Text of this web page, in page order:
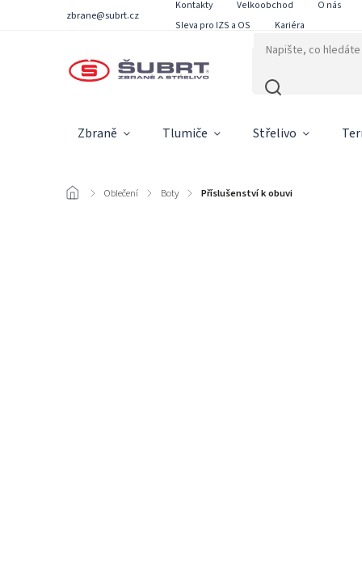
zbrane@subrt.cz
Kontakty Velkoobchod O nás
Sleva pro IZS a OS
Kariéra
Zbraně Tlumiče Střelivo
/ Oblečení / Boty / Příslušenství k obuvi